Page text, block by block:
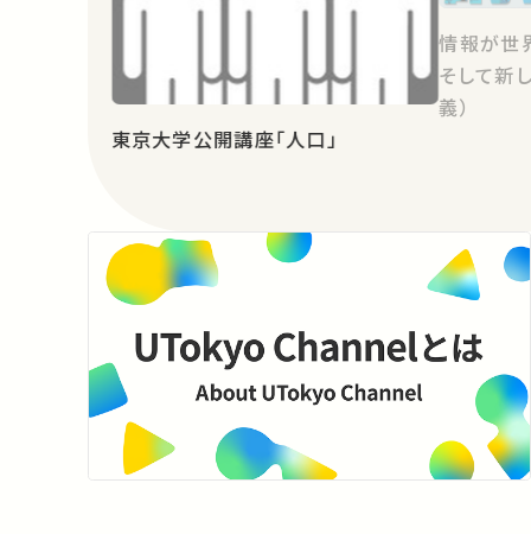
東京大学公開講座「人口」
情報が世
そして新
義）